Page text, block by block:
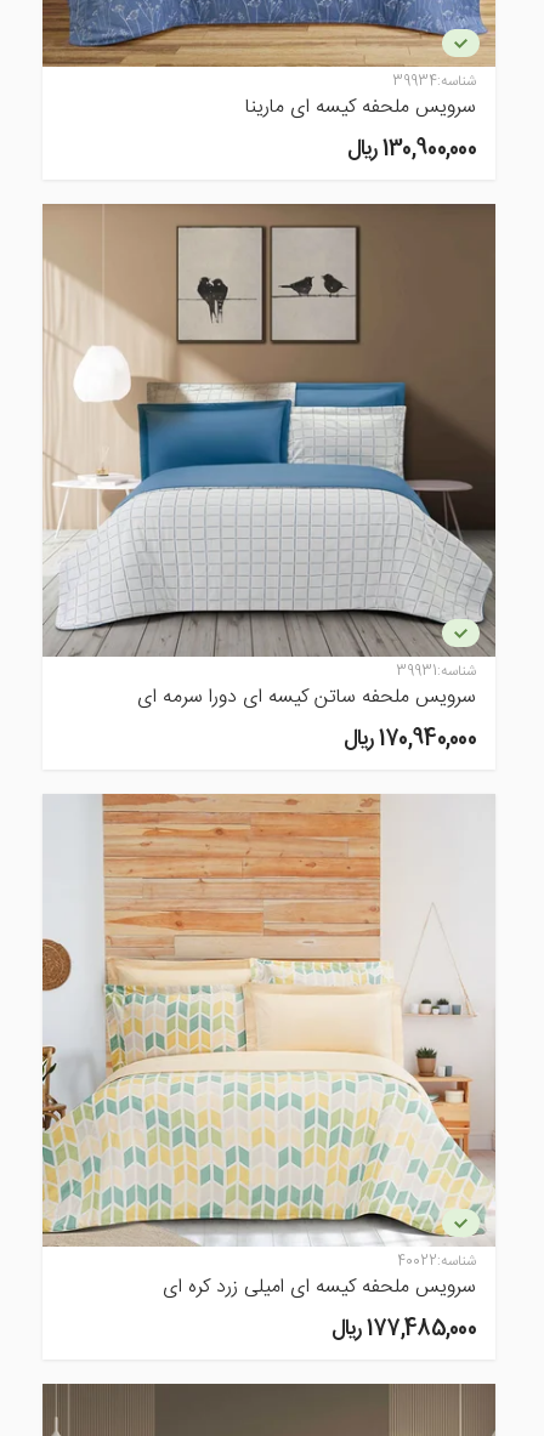
شناسه:39934
سرویس ملحفه کیسه ای مارینا
130,900,000 ريال
شناسه:39931
سرویس ملحفه ساتن کیسه ای دورا سرمه ای
170,940,000 ريال
شناسه:40022
سرویس ملحفه کیسه ای امیلی زرد کره ای
177,485,000 ريال